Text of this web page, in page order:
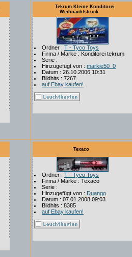
Tekrum Kleine Konditorei
Weihnachtstruck
Ordner : T - Tyco Toys
Firma / Marke : Konditorei tekrum
Serie :
Hinzugefügt von : markie50_0
Datum : 26.10.2006 10:31
Bildhits : 7267
auf Ebay kaufen!
Texaco
Ordner : T - Tyco Toys
Firma / Marke : Texaco
Serie :
Hinzugefügt von : Duango
Datum : 07.01.2008 09:03
Bildhits : 8385
auf Ebay kaufen!